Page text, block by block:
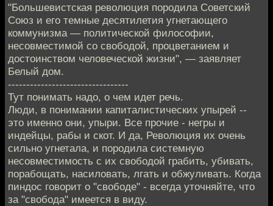
"Большевистская революция породила Советский
Союз и его темные десятилетия угнетающего
коммунизма — политической философии,
несовместимой со свободой, процветанием и
достоинством человеческой жизни", — заявляет
Белый дом.
---------------------------------
Тут понимать надо, о чем идет речь.
Люди, в понимании капиталистических упырей --
это именно они, упыри. Все прочие - негры и
индейцы, рабы и скот. И да, Революция их очень
сильно угнетала, и породила системную
несовместимость с их свободой грабить, убивать,
порабощать, насиловать, лгать и обжуливать. Когда
пиндос говорит о "свободе" - всегда уточняйте, что
за "свобода" имеется в виду.